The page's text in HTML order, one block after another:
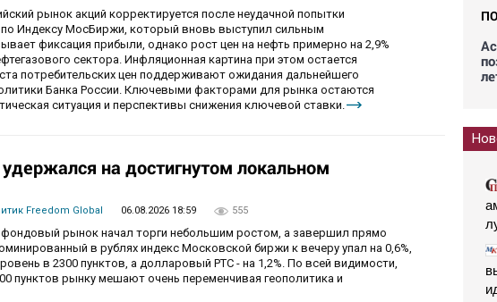
рынок акций корректируется после неудачной попытки
Индексу МосБиржи, который вновь выступил сильным
фиксация прибыли, однако рост цен на нефть примерно на 2,9%
сектора. Инфляционная картина при этом остается
потребительских цен поддерживают ожидания дальнейшего
Банка России. Ключевыми факторами для рынка остаются
ситуация и перспективы снижения ключевой ставки.
на достигнутом локальном
Freedom Global 06.08.2026 18:59 555
фондовый рынок начал торги небольшим ростом, а завершил прямо
в рублях индекс Московской биржи к вечеру упал на 0,6%,
в 2300 пунктов, а долларовый РТС - на 1,2%. По всей видимости,
пунктов рынку мешают очень переменчивая геополитика и